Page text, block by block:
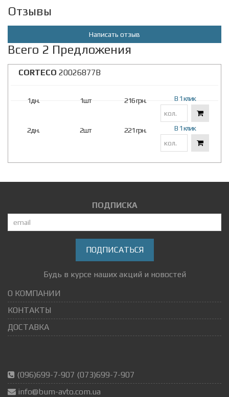
Отзывы
Написать отзыв
Всего 2 Предложения
CORTECO 20026877B
1дн. 1шт 216 грн. В 1 клик
2дн. 2шт 221 грн. В 1 клик
ПОДПИСКА
ПОДПИСАТЬСЯ
Будь в курсе наших акций и новостей
О КОМПАНИИ
КОНТАКТЫ
ДОСТАВКА
(096)699-7-907 (073)699-7-907
info@bum-avto.com.ua